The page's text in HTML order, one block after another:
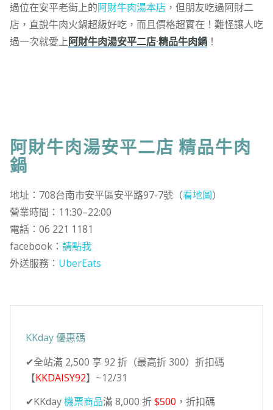
過位在安平老街上的阿財牛肉湯本店，但朋友吃過阿財二
店，直說牛肉火鍋超級好吃，而且價格超實在！難怪讓人吃
過一次就愛上阿財牛肉湯安平二店·精品牛肉鍋！
阿財牛肉湯安平二店 精品牛肉
鍋
地址：708台南市安平區安平路97-7號（看地圖）
營業時間：11:30–22:00
電話：06 221 1181
facebook： 請點我
外送服務： UberEats
KKday 優惠碼
✔全站滿 2,500 享 92 折（最高折 300）折扣碼
【KKDAISY92】~12/31
✔KKday機票商品滿 8,000 折$500 ，折扣碼